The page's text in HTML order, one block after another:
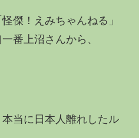
傑！えみちゃんねる」
番上沼さんから、
当に日本人離れしたル